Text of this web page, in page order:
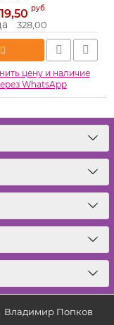
руб
328,00
цену и наличие
WhatsApp
Владимир Попков